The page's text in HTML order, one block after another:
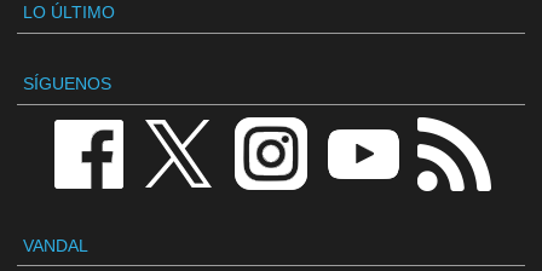
LO ÚLTIMO
SÍGUENOS
VANDAL